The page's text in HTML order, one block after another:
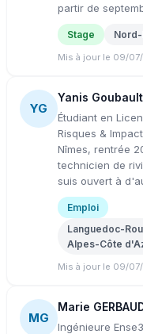
partir de
Stage
Mis à jour le 09/
YG
Yanis Goubault
Étudiant en
Risques &
Nîmes, rentrée
technicien de
suis ouvert à
Emploi
Languedoc-
Alpes-Côte
Mis à jour le 09/
MG
Marie
Ingénieure